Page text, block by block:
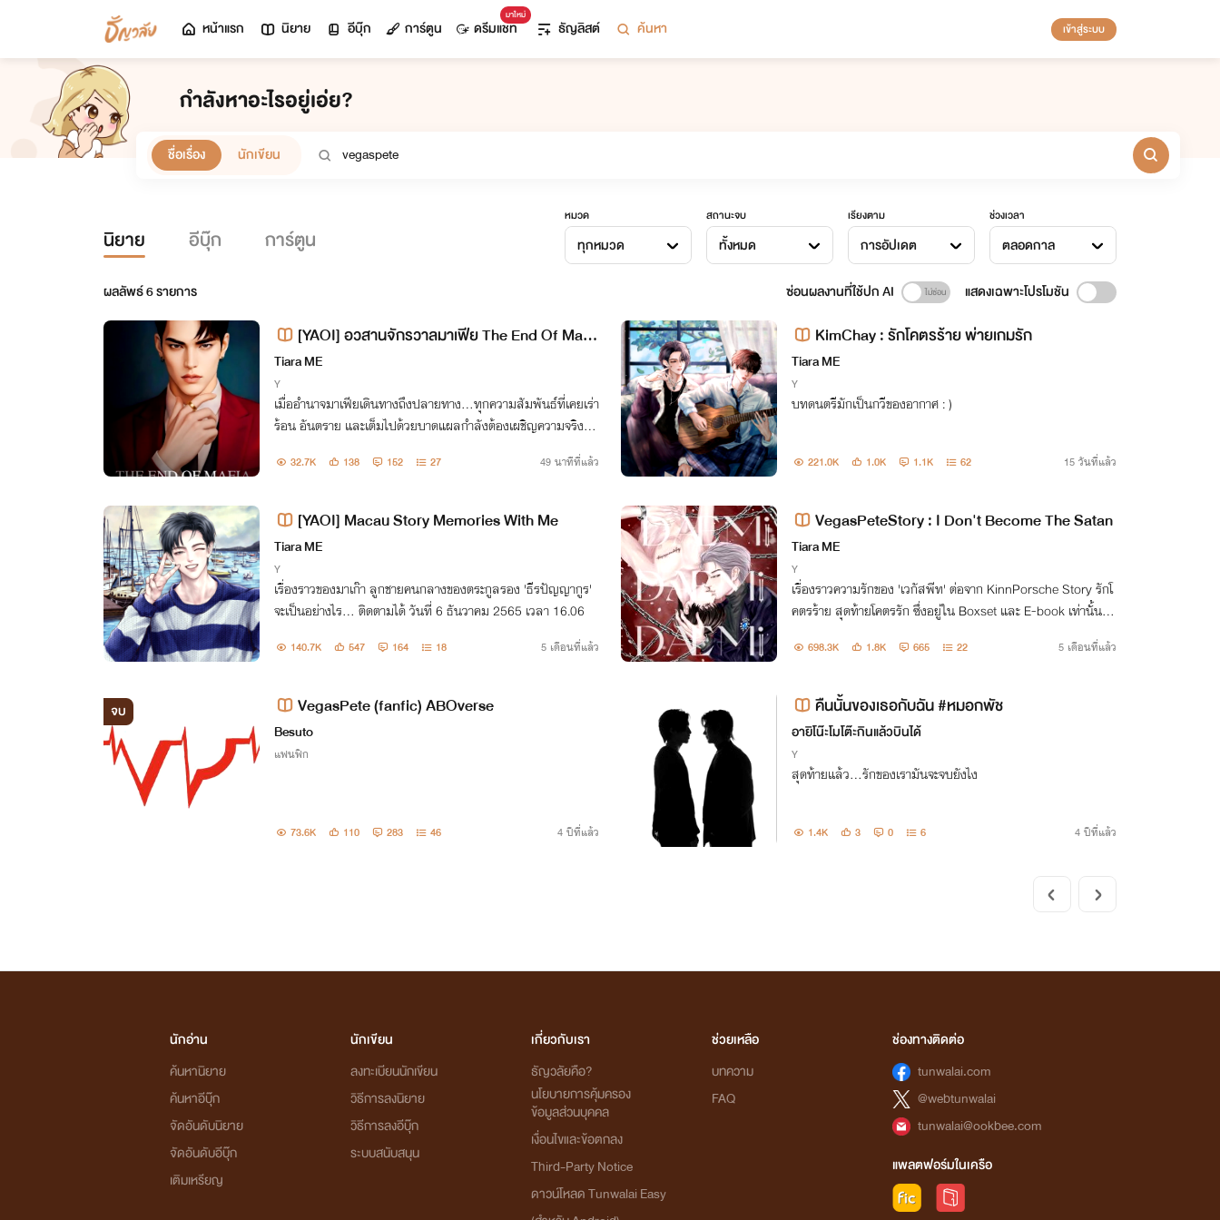
หน้าแรก นิยาย อีบุ๊ก การ์ตูน
มาใหม่
ดรีมแชท ธัญลิสต์ ค้นหา เข้าสู่ระบบ
กำลังหาอะไรอยู่เอ่ย?
ชื่อเรื่อง นักเขียน
นิยาย อีบุ๊ก การ์ตูน
หมวด
ทุกหมวด
สถานะจบ
ทั้งหมด
เรียงตาม
การอัปเดต
ช่วงเวลา
ตลอดกาล
ผลลัพธ์6รายการ ซ่อนผลงานที่ใช้ปก AI แสดงเฉพาะโปรโมชัน
[YAOI] อวสานจักรวาลมาเฟีย The End Of Mafi
a
Tiara ME
Y
เมื่ออำนาจมาเฟียเดินทางถึงปลายทาง...ทุกความสัมพันธ์ที่เคยเร่า
ร้อน อันตราย และเต็มไปด้วยบาดแผลกำลังต้องเผชิญความจริงที่ว่
32.7K 138 152 27 49 นาทีที่แล้ว
KimChay : รักโคตรร้าย พ่ายเกมรัก
Tiara ME
Y
บทดนตรีมักเป็นกวีของอากาศ : )
221.0K 1.0K 1.1K 62 15 วันที่แล้ว
[YAOI] Macau Story Memories With Me
Tiara ME
Y
เรื่องราวของมาเก๊า ลูกชายคนกลางของตระกูลรอง 'ธีรปัญญากูร'
จะเป็นอย่างไร... ติดตามได้ วันที่ 6 ธันวาคม 2565 เวลา 16.06
140.7K 547 164 18 5 เดือนที่แล้ว
VegasPeteStory : I Don't Become The Satan
Tiara ME
Y
เรื่องราวความรักของ 'เวกัสพีท' ต่อจาก KinnPorsche Story รักโ
คตรร้าย สุดท้ายโคตรรัก ซึ่งอยู่ใน Boxset และ E-book เท่านั้น จะ
698.3K 1.8K 665 22 5 เดือนที่แล้ว
จบ VegasPete (fanfic) ABOverse
Besuto
แฟนฟิก
73.6K 110 283 46 4 ปีที่แล้ว
คืนนั้นของเธอกับฉัน #หมอกพัช
อายิโน๊ะโมโต๊ะกินแล้วบินได้
Y
สุดท้ายแล้ว...รักของเรามันจะจบยังไง
1.4K 3 0 6 4 ปีที่แล้ว
นักอ่าน
ค้นหานิยาย
ค้นหาอีบุ๊ก
จัดอันดับนิยาย
จัดอันดับอีบุ๊ก
เติมเหรียญ
นักเขียน
ลงทะเบียนนักเขียน
วิธีการลงนิยาย
วิธีการลงอีบุ๊ก
ระบบสนับสนุน
เกี่ยวกับเรา
ธัญวลัยคือ?
นโยบายการคุ้มครอง
ข้อมูลส่วนบุคคล
เงื่อนไขและข้อตกลง
Third-Party Notice
ดาวน์โหลด Tunwalai Easy
ช่วยเหลือ
บทความ
FAQ
ช่องทางติดต่อ
tunwalai.com
@webtunwalai
tunwalai@ookbee.com
แพลตฟอร์มในเครือ